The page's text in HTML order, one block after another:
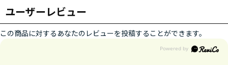
ユーザーレビュー
この商品に対するあなたのレビューを投稿することができます。